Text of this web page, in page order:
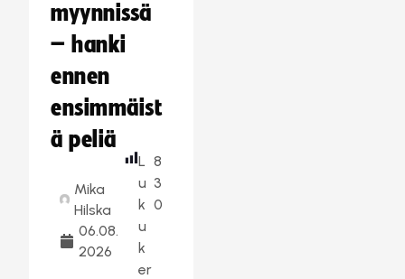
myynnissä
– hanki
ennen
ensimmäist
ä peliä
Mika
Hilska
06.08.
2026
L
u
k
u
k
er
8
3
0